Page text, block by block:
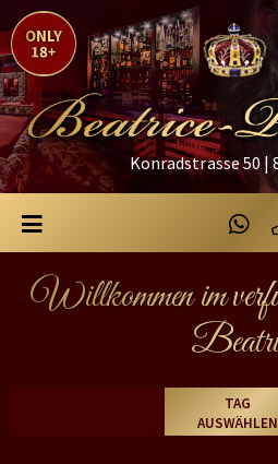
Konradstrasse 50 |
Willkommen im
TAG
AUSWÄHLEN